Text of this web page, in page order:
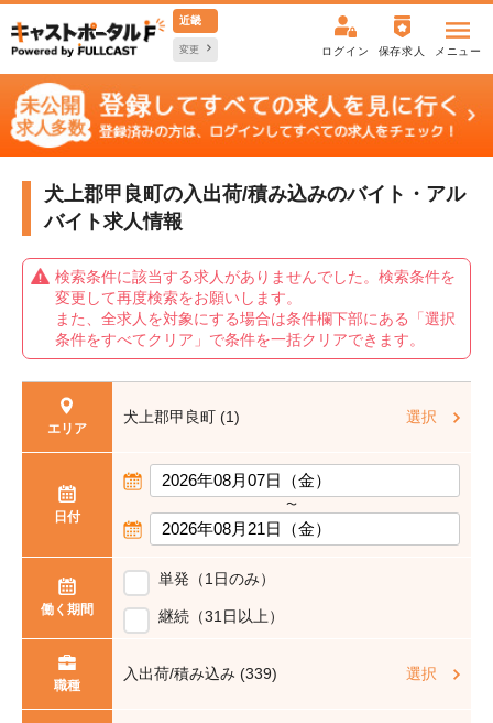
近畿
変更 ログイン 保存求人 メニュー
犬上郡甲良町の入出荷/積み込みのバイト・アル
バイト求人情報
検索条件に該当する求人がありませんでした。検索条件を
変更して再度検索をお願いします。
また、全求人を対象にする場合は条件欄下部にある「選択
条件をすべてクリア」で条件を一括クリアできます。
エリア
犬上郡甲良町 (1) 選択
日付
〜
働く期間
単発（1日のみ）
継続（31日以上）
職種
入出荷/積み込み (339) 選択